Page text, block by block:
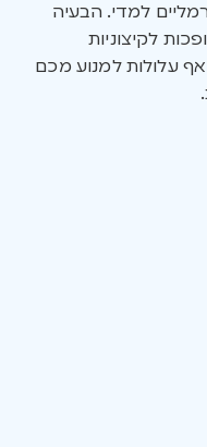
למדי. הבעיה
לקיצוניות
ואף עלולות למנוע מכם